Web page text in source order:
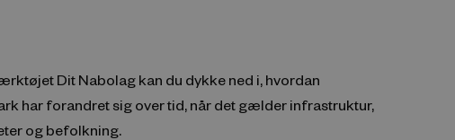
Dit Nabolag kan du dykke ned i, hvordan
har forandret sig over tid, når det gælder infrastruktur,
og befolkning.